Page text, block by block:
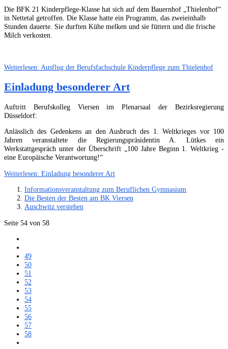
Die BFK 21 Kinderpflege-Klasse hat sich auf dem Bauernhof „Thielenhof“
in Nettetal getroffen. Die Klasse hatte ein Programm, das zweieinhalb
Stunden dauerte. Sie durften Kühe melken und sie füttern und die frische
Milch verkosten.
Weiterlesen: Ausflug der Berufsfachschule Kinderpflege zum Thielenhof
Einladung besonderer Art
Auftritt Berufskolleg Viersen im Plenarsaal der Bezirksregierung
Düsseldorf:
Anlässlich des Gedenkens an den Ausbruch des 1. Weltkrieges vor 100
Jahren veranstaltete die Regierungspräsidentin A. Lütkes ein
Werkstattgespräch unter der Überschrift „100 Jahre Beginn 1. Weltkrieg -
eine Europäische Verantwortung!“
Weiterlesen: Einladung besonderer Art
Informationsveranstaltung zum Beruflichen Gymnasium
Die Besten der Besten am BK Viersen
Auschwitz verstehen
Seite 54 von 58
49
50
51
52
53
54
55
56
57
58